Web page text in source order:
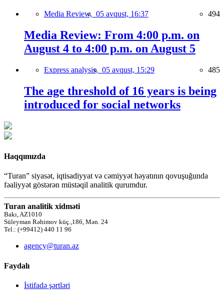
Media Review, 05 avqust, 16:37 494
Media Review: From 4:00 p.m. on
August 4 to 4:00 p.m. on August 5
Express analysis, 05 avqust, 15:29 485
The age threshold of 16 years is being
introduced for social networks
Haqqımızda
“Turan” siyasət, iqtisadiyyat və cəmiyyət həyatının qovuşuğunda
fəaliyyət göstərən müstəqil analitik qurumdur.
Turan analitik xidməti
Bakı, AZ1010
Süleyman Rəhimov küç.,186, Mən. 24
Tel.: (+99412) 440 11 96
agency@turan.az
Faydalı
İstifadə şərtləri